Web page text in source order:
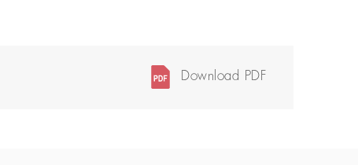
Download PDF